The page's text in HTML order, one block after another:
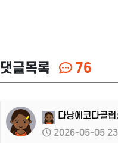
댓글목록 76
다낭에코다클
2026-05-05